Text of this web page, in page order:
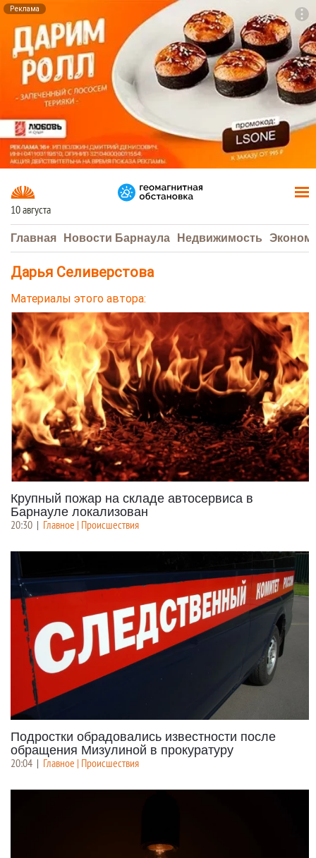
Реклама
10 августа
Главная Новости Барнаула Недвижимость
Дарья Селиверстова
Материалы этого автора:
Крупный пожар на складе автосервиса в
Барнауле локализован
20:30 | Главное | Происшествия
Подростки обрадовались известности после
обращения Мизулиной в прокуратуру
20:04 | Главное | Происшествия